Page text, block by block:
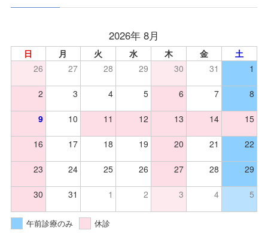
2026年 8月
日 月 火 水 木 金
土
26
27 28 29 30 31 1
2 3 4 5 6 7 8
9 10 11 12 13 14 15
16 17 18 19 20 21 22
23 24 25 26 27 28 29
30 31 1 2 3 4 5
午前診療のみ 休診